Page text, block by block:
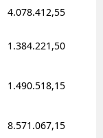
4.078.412,55
1.384.221,50
1.490.518,15
8.571.067,15